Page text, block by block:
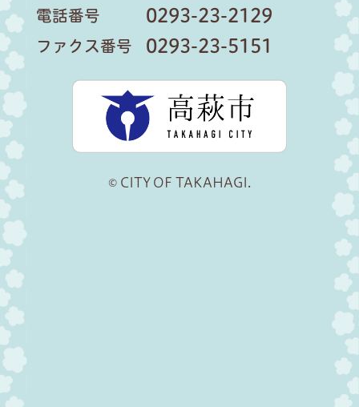
電話番号 0293-23-2129
ファクス番号 0293-23-5151
高萩市
© CITY OF TAKAHAGI.